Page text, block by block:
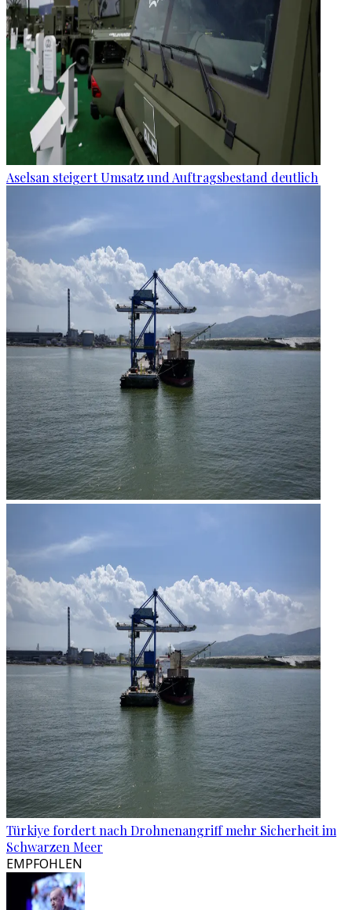
Aselsan steigert Umsatz und Auftragsbestand deutlich
Türkiye fordert nach Drohnenangriff mehr Sicherheit im
Schwarzen Meer
EMPFOHLEN